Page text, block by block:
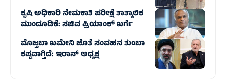
ಕೃಷಿ ಅಧಿಕಾರಿ ನೇಮಕಾತಿ ಪರೀಕ್ಷೆ ತಾತ್ಕಾಲಿಕ
ಮುಂದೂಡಿಕೆ: ಸಚಿವ ಪ್ರಿಯಾಂಕ್ ಖರ್ಗೆ
ಮೊಜ್ತಬಾ ಖಮೇನಿ ಜೊತೆ ಸಂವಹನ ತುಂಬಾ
ಕಷ್ಟವಾಗ್ತಿದೆ: ಇರಾನ್ ಅಧ್ಯಕ್ಷ